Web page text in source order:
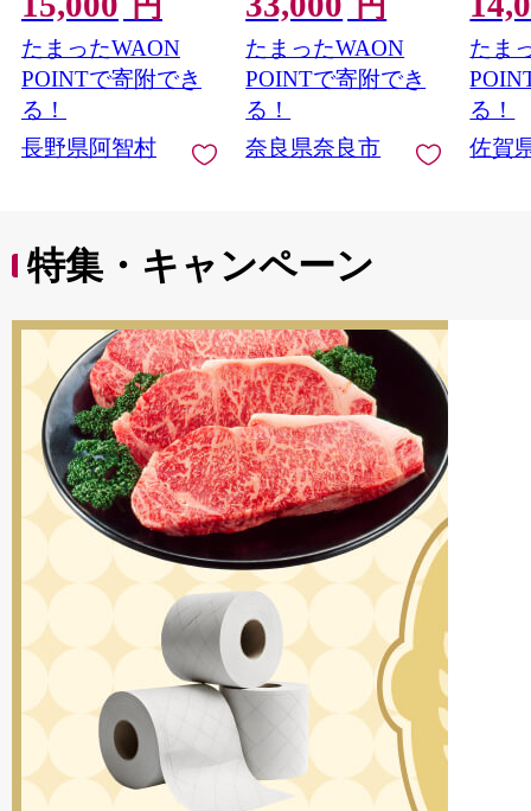
たまったWAON
POINTで寄附でき
る！
長野県阿智村
たまったWAON
POINTで寄附でき
る！
奈良県奈良市
たま
る！
佐賀
特集・キャンペーン